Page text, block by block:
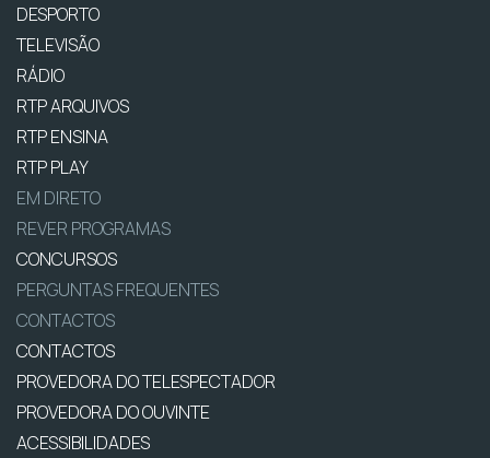
DESPORTO
TELEVISÃO
RÁDIO
RTP ARQUIVOS
RTP ENSINA
RTP PLAY
EM DIRETO
REVER PROGRAMAS
CONCURSOS
PERGUNTAS FREQUENTES
CONTACTOS
CONTACTOS
PROVEDORA DO TELESPECTADOR
PROVEDORA DO OUVINTE
ACESSIBILIDADES